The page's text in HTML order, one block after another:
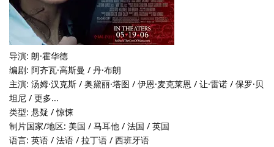
导演: 朗·霍华德
编剧: 阿齐瓦·高斯曼 / 丹·布朗
主演: 汤姆·汉克斯 / 奥黛丽·塔图 / 伊恩·麦克莱恩 / 让·雷诺 / 保罗·贝
坦尼 / 更多...
类型: 悬疑 / 惊悚
制片国家/地区: 美国 / 马耳他 / 法国 / 英国
语言: 英语 / 法语 / 拉丁语 / 西班牙语